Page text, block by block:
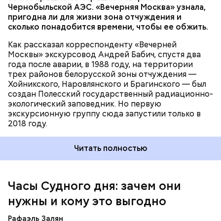
Чернобыльской АЭС. «Вечерняя Москва» узнала,
пригодна ли для жизни зона отчуждения и
сколько понадобится времени, чтобы ее обжить.
Как рассказал корреспонденту «Вечерней
Москвы» экскурсовод Андрей Бабич, спустя два
года после аварии, в 1988 году, на территории
трех районов белорусской зоны отчуждения —
Хойникского, Наровлянского и Брагинского — был
создан Полесский государственный радиационно-
экологический заповедник. Но первую
экскурсионную группу сюда запустили только в
2018 году.
Читать полностью
Часы Судного дня: зачем они
нужны и кому это выгодно
Рафаэль Залян
— Поскольку мы стоим на пороге второго
ядерного века и периода беспрецедентного
изменения климата, ученые вновь несут особую
ответственность за информирование
Каждый год — в зависимости от того, какие
события происходят в мире, — ученые,
нобелевские лауреаты и специалисты по ядерной
безопасности из экспертного совета «Бюллетеня
ученых-атомщиков» принимают решение о
перевода на полминуты вперед послужили как
ухудшающиеся отношения между ядерными
выбросов углекислого газа, так и усиление
национализма во всем мире и отрицание
изменения климата.
проект